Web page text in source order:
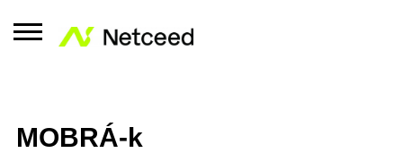
MOBRÁ-k